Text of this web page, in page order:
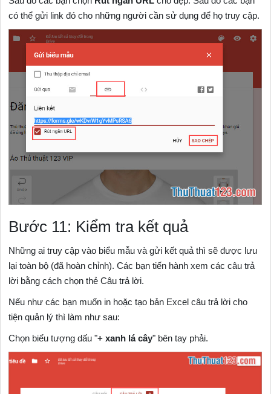
có thể gửi link đó cho những người cần sử dụng để họ truy cập.
Bước 11: Kiểm tra kết quả
Những ai truy cập vào biểu mẫu và gửi kết quả thì sẽ được lưu
lại toàn bộ (đã hoàn chỉnh). Các bạn tiến hành xem các câu trả
lời bằng cách chọn thẻ Câu trả lời.
Nếu như các bạn muốn in hoặc tạo bản Excel câu trả lời cho
tiện quản lý thì làm như sau:
Chọn biểu tượng dấu "+ xanh lá cây" bên tay phải.